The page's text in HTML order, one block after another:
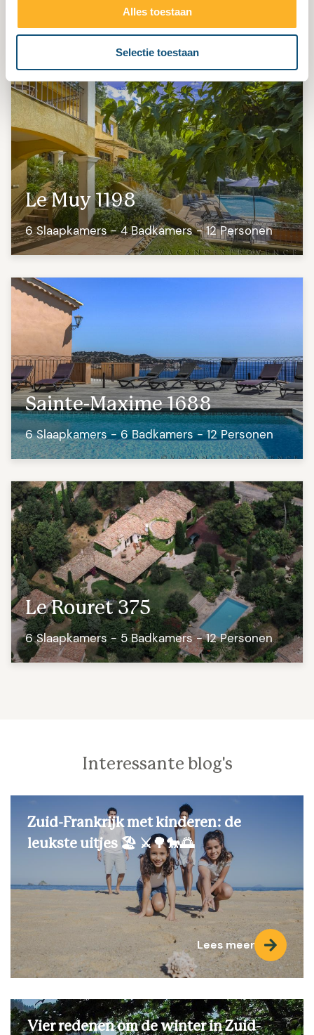
Alles toestaan
Selectie toestaan
Le Muy 1198
6 Slaapkamers - 4 Badkamers - 12 Personen
Sainte-Maxime 1688
6 Slaapkamers - 6 Badkamers - 12 Personen
Le Rouret 375
6 Slaapkamers - 5 Badkamers - 12 Personen
Interessante blog's
Zuid-Frankrijk met kinderen: de
leukste uitjes 🏖️ ⚔️🌳🐎🌅
Lees meer
Vier redenen om de winter in Zuid-